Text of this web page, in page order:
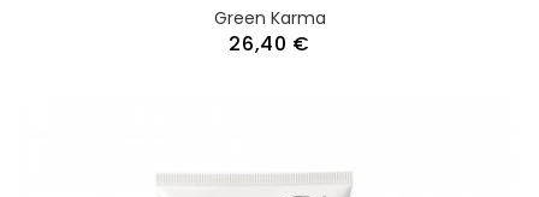
Green Karma
26,40 €